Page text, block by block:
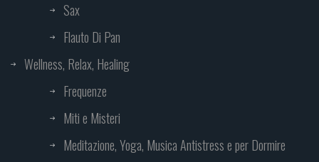
Sax
Flauto Di Pan
Wellness, Relax, Healing
Frequenze
Miti e Misteri
Meditazione, Yoga, Musica Antistress e per Dormire